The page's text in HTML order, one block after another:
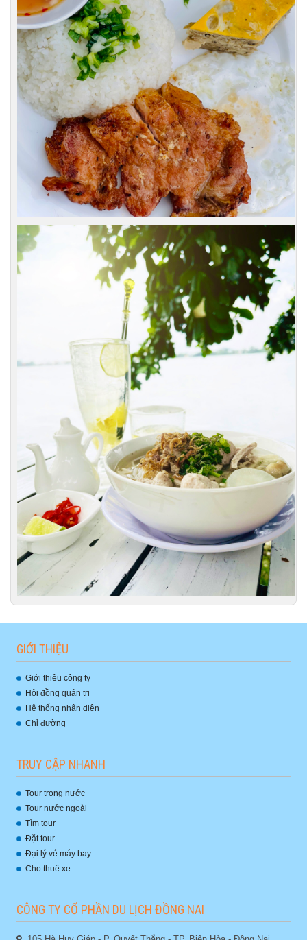
GIỚI THIỆU
Giới thiệu công ty
Hội đồng quản trị
Hệ thống nhận diện
Chỉ đường
TRUY CẬP NHANH
Tour trong nước
Tour nước ngoài
Tìm tour
Đặt tour
Đại lý vé máy bay
Cho thuê xe
CÔNG TY CỔ PHẦN DU LỊCH ĐỒNG NAI